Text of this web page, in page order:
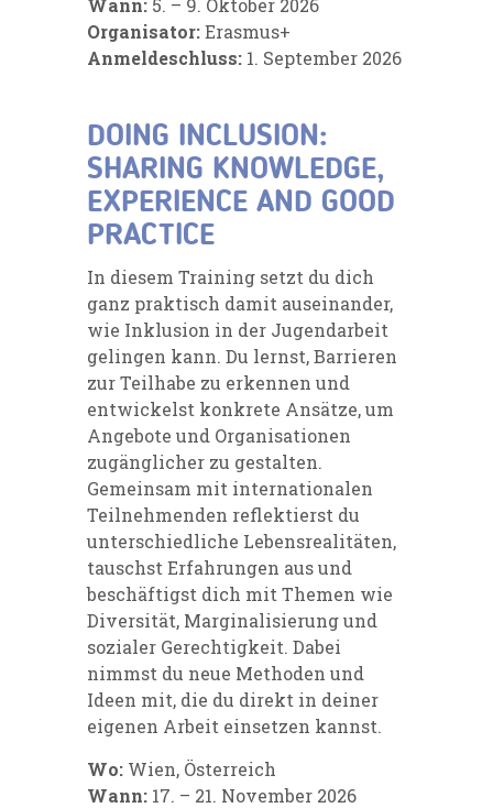
Wann: 5. – 9. Oktober 2026
Organisator:Erasmus+
Anmeldeschluss: 1. September 2026
DOING INCLUSION:
SHARING KNOWLEDGE,
EXPERIENCE AND GOOD
PRACTICE
In diesem Training setzt du dich
ganz praktisch damit auseinander,
wie Inklusion in der Jugendarbeit
gelingen kann. Du lernst, Barrieren
zur Teilhabe zu erkennen und
entwickelst konkrete Ansätze, um
Angebote und Organisationen
zugänglicher zu gestalten.
Gemeinsam mit internationalen
Teilnehmenden reflektierst du
unterschiedliche Lebensrealitäten,
tauschst Erfahrungen aus und
beschäftigst dich mit Themen wie
Diversität, Marginalisierung und
sozialer Gerechtigkeit. Dabei
nimmst du neue Methoden und
Ideen mit, die du direkt in deiner
eigenen Arbeit einsetzen kannst.
Wo: Wien, Österreich
Wann: 17. – 21. November 2026